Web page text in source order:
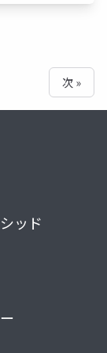
次 »
ッド